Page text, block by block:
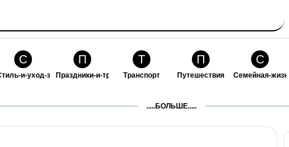
С
и-уход-за-собой
П
Праздники-и-традиции
Т
Транспорт
П
Путешествия
С
Семейная-жизнь
.....БОЛЬШЕ.....